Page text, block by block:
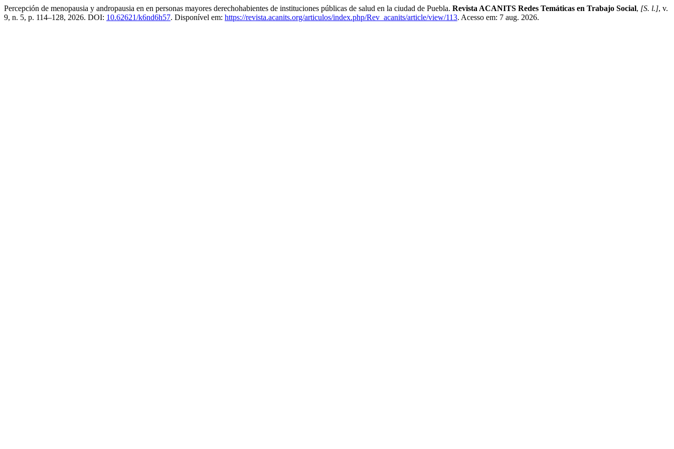
Percepción de menopausia y andropausia en en personas mayores derechohabientes de instituciones públicas de salud en la ciudad de Puebla. Revista ACANITS Redes Temáticas en Trabajo Social, [S. l.], v.
9, n. 5, p. 114–128, 2026. DOI: 10.62621/k6nd6h57. Disponível em: https://revista.acanits.org/articulos/index.php/Rev_acanits/article/view/113. Acesso em: 7 aug. 2026.